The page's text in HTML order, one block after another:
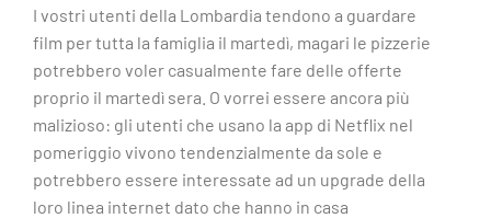
I vostri utenti della Lombardia tendono a guardare
film per tutta la famiglia il martedì, magari le pizzerie
potrebbero voler casualmente fare delle offerte
proprio il martedì sera. O vorrei essere ancora più
malizioso: gli utenti che usano la app di Netflix nel
pomeriggio vivono tendenzialmente da sole e
potrebbero essere interessate ad un upgrade della
loro linea internet dato che hanno in casa